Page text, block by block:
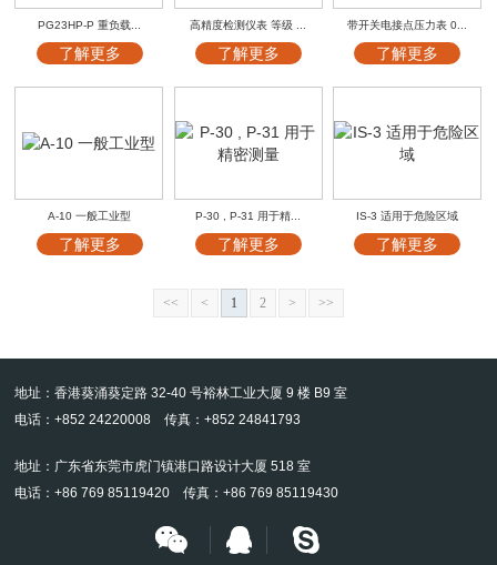
PG23HP-P 重负载...
了解更多
高精度检测仪表 等级 ...
了解更多
带开关电接点压力表 0...
了解更多
A-10 一般工业型
了解更多
P-30 , P-31 用于精...
了解更多
IS-3 适用于危险区域
了解更多
<< < 1 2 > >>
地址：香港葵涌葵定路 32-40 号裕林工业大厦 9 楼 B9 室
电话：+852 24220008 传真：+852 24841793
地址：广东省东莞市虎门镇港口路设计大厦 518 室
电话：+86 769 85119420 传真：+86 769 85119430